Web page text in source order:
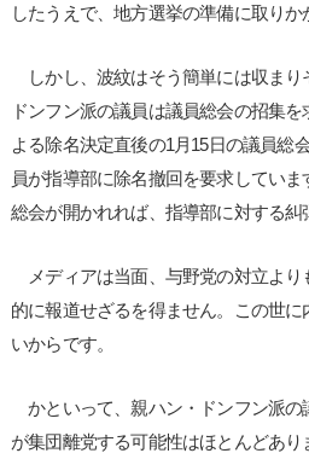
したうえで、地方選挙の準備に取りか
しかし、波紋はそう簡単には収まり
ドンフン派の議員は議員総会の招集
よる除名決定直後の1月15日の議員総
員が指導部に除名撤回を要求してい
総会が開かれれば、指導部に対する糾
メディアは当面、与野党の対立より
的に報道せざるを得ません。この世
いからです。
かといって、親ハン・ドンフン派の
が集団離党する可能性はほとんどあ